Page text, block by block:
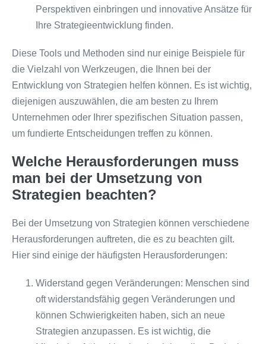
Perspektiven einbringen und innovative Ansätze für
Ihre Strategieentwicklung finden.
Diese Tools und Methoden sind nur einige Beispiele für
die Vielzahl von Werkzeugen, die Ihnen bei der
Entwicklung von Strategien helfen können. Es ist wichtig,
diejenigen auszuwählen, die am besten zu Ihrem
Unternehmen oder Ihrer spezifischen Situation passen,
um fundierte Entscheidungen treffen zu können.
Welche Herausforderungen muss
man bei der Umsetzung von
Strategien beachten?
Bei der Umsetzung von Strategien können verschiedene
Herausforderungen auftreten, die es zu beachten gilt.
Hier sind einige der häufigsten Herausforderungen:
Widerstand gegen Veränderungen: Menschen sind
oft widerstandsfähig gegen Veränderungen und
können Schwierigkeiten haben, sich an neue
Strategien anzupassen. Es ist wichtig, die